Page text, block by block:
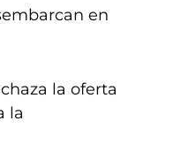
en
la oferta
la